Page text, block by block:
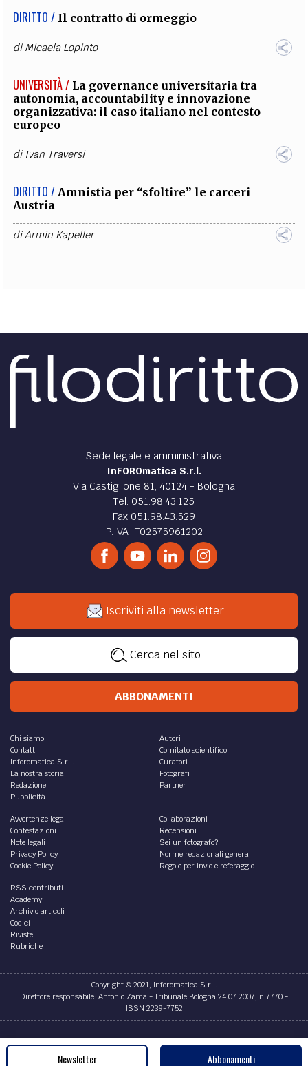
DIRITTO / Il contratto di ormeggio
diMicaela Lopinto
UNIVERSITÀ / La governance universitaria tra
autonomia, accountability e innovazione
organizzativa: il caso italiano nel contesto
europeo
di Ivan Traversi
DIRITTO / Amnistia per “sfoltire” le carceri
Austria
diArmin Kapeller
Sede legale e amministrativa
InFOROmatica S.r.l.
Via Castiglione 81, 40124 - Bologna
Tel. 051.98.43.125
Fax 051.98.43.529
P.IVA IT02575961202
Iscriviti alla newsletter
Cerca nel sito
ABBONAMENTI
Chi siamo
Contatti
Inforomatica S.r.l.
La nostra storia
Redazione
Pubblicità
Autori
Comitato scientifico
Curatori
Fotografi
Partner
Avvertenze legali
Contestazioni
Note legali
Privacy Policy
Cookie Policy
Collaborazioni
Recensioni
Sei un fotografo?
Norme redazionali generali
Regole per invio e referaggio
RSS contributi
Academy
Archivio articoli
Codici
Riviste
Rubriche
Copyright © 2021, Inforomatica S.r.l.
Direttore responsabile: Antonio Zama - Tribunale Bologna 24.07.2007, n.7770 -
ISSN 2239-7752
Credits
Newsletter Abbonamenti